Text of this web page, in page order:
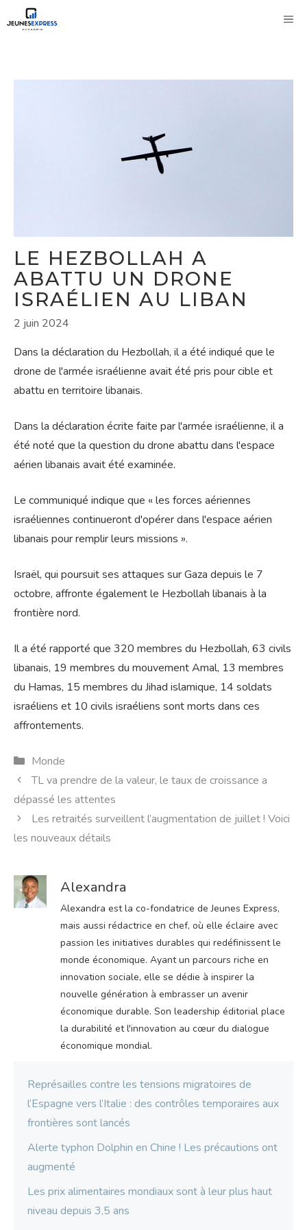
au
LE HEZBOLLAH A
ABATTU UN DRONE
ISRAÉLIEN AU LIBAN
2 juin 2024
Dans la déclaration du Hezbollah, il a été indiqué que le
drone de l'armée israélienne avait été pris pour cible et
abattu en territoire libanais.
Dans la déclaration écrite faite par l'armée israélienne, il a
été noté que la question du drone abattu dans l'espace
aérien libanais avait été examinée.
Le communiqué indique que « les forces aériennes
israéliennes continueront d'opérer dans l'espace aérien
libanais pour remplir leurs missions ».
Israël, qui poursuit ses attaques sur Gaza depuis le 7
octobre, affronte également le Hezbollah libanais à la
frontière nord.
Il a été rapporté que 320 membres du Hezbollah, 63 civils
libanais, 19 membres du mouvement Amal, 13 membres
du Hamas, 15 membres du Jihad islamique, 14 soldats
israéliens et 10 civils israéliens sont morts dans ces
affrontements.
Catégories
Monde
TL va prendre de la valeur, le taux de croissance a
dépassé les attentes
Les retraités surveillent l’augmentation de juillet ! Voici
les nouveaux détails
Alexandra
Alexandra est la co-fondatrice de Jeunes Express,
mais aussi rédactrice en chef, où elle éclaire avec
passion les initiatives durables qui redéfinissent le
monde économique. Ayant un parcours riche en
innovation sociale, elle se dédie à inspirer la
nouvelle génération à embrasser un avenir
économique durable. Son leadership éditorial place
la durabilité et l'innovation au cœur du dialogue
économique mondial.
Représailles contre les tensions migratoires de
l’Espagne vers l’Italie : des contrôles temporaires aux
frontières sont lancés
Alerte typhon Dolphin en Chine ! Les précautions ont
augmenté
Les prix alimentaires mondiaux sont à leur plus haut
niveau depuis 3,5 ans